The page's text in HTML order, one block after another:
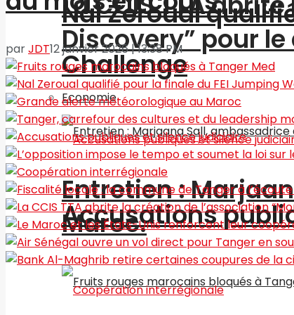
Discovery” pour
Economie
Entretien :
Maroc.
Nal Zeroual
Challenge
Accusations
parJDT12 janvier 2026 | 13:38 PM